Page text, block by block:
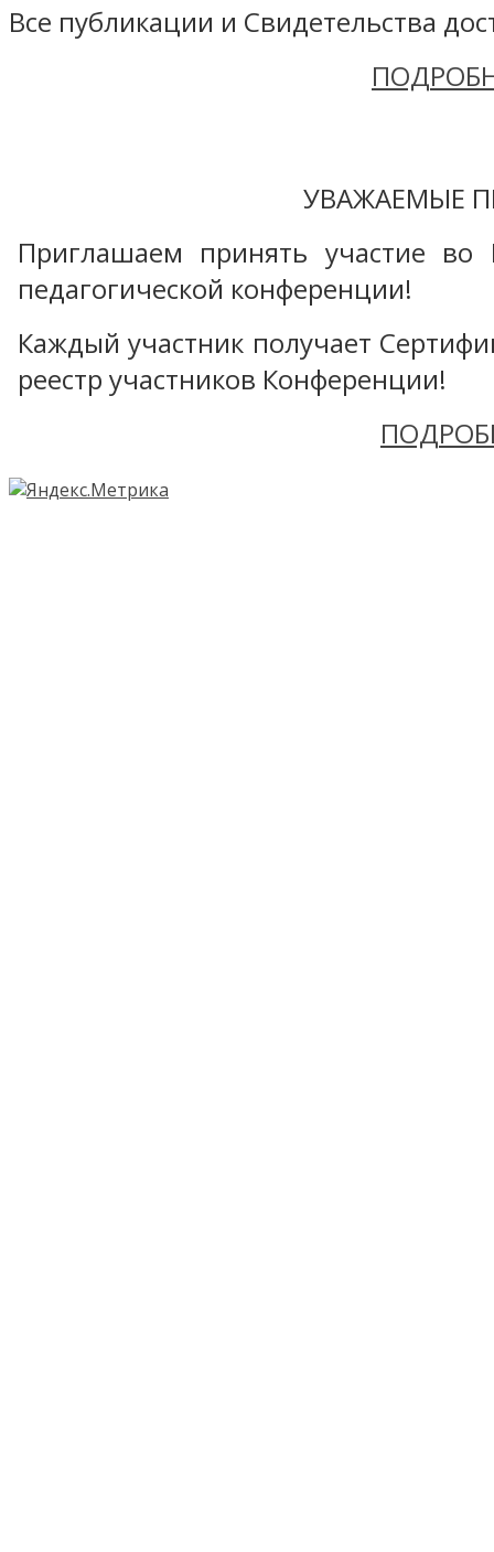
Все публикации и Свидетельства
УВАЖАЕМЫЕ
Приглашаем принять участие во
педагогической конференции!
Каждый участник получает
реестр участников Конференции!